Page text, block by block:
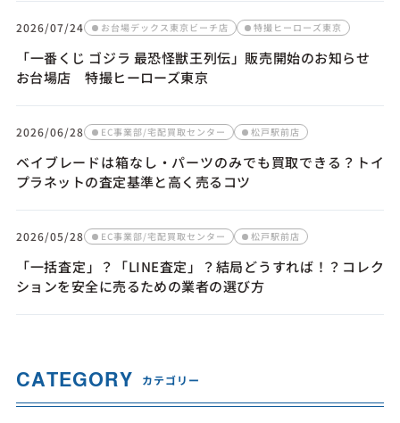
2026/07/24 お台場デックス東京ビーチ店 特撮ヒーローズ東京
「一番くじ ゴジラ 最恐怪獣王列伝」販売開始のお知らせ
お台場店 特撮ヒーローズ東京
2026/06/28 EC事業部/宅配買取センター 松戸駅前店
ベイブレードは箱なし・パーツのみでも買取できる？トイ
プラネットの査定基準と高く売るコツ
2026/05/28 EC事業部/宅配買取センター 松戸駅前店
「一括査定」？「LINE査定」？結局どうすれば！？コレク
ションを安全に売るための業者の選び方
CATEGORY カテゴリー